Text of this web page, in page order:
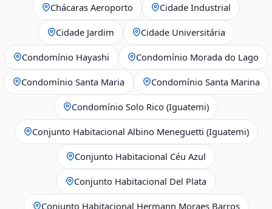
Chácaras Aeroporto Cidade Industrial
Cidade Jardim Cidade Universitária
Condomínio Hayashi Condomínio Morada do Lago
Condomínio Santa Maria Condomínio Santa Marina
Condomínio Solo Rico (Iguatemi)
Conjunto Habitacional Albino Meneguetti (Iguatemi)
Conjunto Habitacional Céu Azul
Conjunto Habitacional Del Plata
Conjunto Habitacional Hermann Moraes Barros